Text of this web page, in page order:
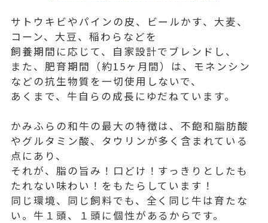
サトウキビやパインの皮、ビールかす、大麦、
コーン、大豆、稲わらなどを
飼養期間に応じて、自家設計でブレンドし、
また、肥育期間（約15ヶ月間）は、モネンシン
などの抗生物質を一切使用しないで、
あくまで、牛自らの成長にゆだねています。
かみふらの和牛の最大の特徴は、不飽和脂肪酸
やグルタミン酸、タウリンが多く含まれている
点にあり、
それが、脂の旨み！口どけ！すっきりとしたも
たれない味わい！をもたらしています！
同じ環境、同じ飼料でも、全く同じ牛は育たな
い。牛１頭、１頭に個性があるからです。